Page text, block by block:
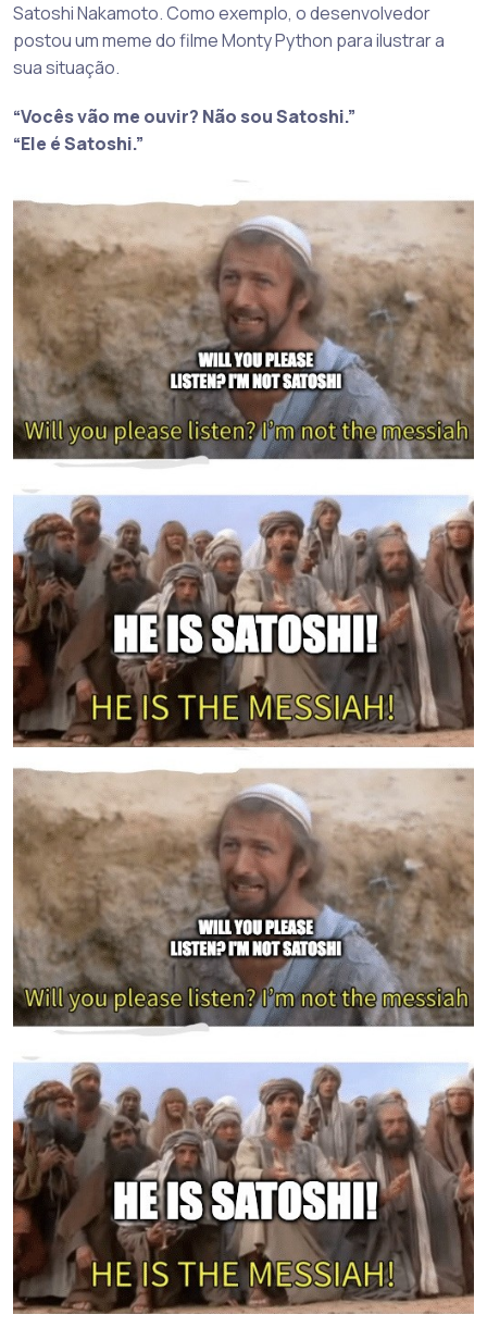
Satoshi Nakamoto. Como exemplo, o desenvolvedor
postou um meme do filme Monty Python para ilustrar a
sua situação.
“Vocês vão me ouvir? Não sou Satoshi.”
“Ele é Satoshi.”